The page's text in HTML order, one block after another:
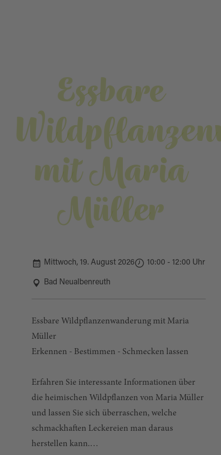
Essbare
mit Maria
Müller
Mittwoch, 19. August 2026 10:00 - 12:00 Uhr
Bad Neualbenreuth
Essbare Wildpflanzenwanderung mit Maria
Müller
Erkennen - Bestimmen - Schmecken lassen
Erfahren Sie interessante Informationen über
die heimischen Wildpflanzen von Maria Müller
und lassen Sie sich überraschen, welche
schmackhaften Leckereien man daraus
herstellen kann.